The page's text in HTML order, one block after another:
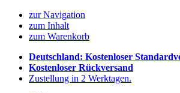
zur Navigation
zum Inhalt
zum Warenkorb
Deutschland: Kostenloser
Kostenloser Rückversand
Zustellung in 2 Werktagen.